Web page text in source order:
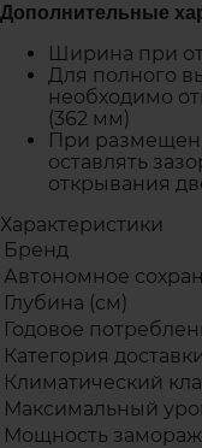
Дополнительные
Ширина при
Для полного
необходимо
(362 мм)
При
оставлять
открывания
Характеристики
Бренд
Автономное
Глубина (см)
Годовое
Категория доставки
Климатический
Максимальный
Мощность